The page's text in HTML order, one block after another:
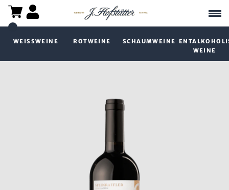
WEISSWEINE ROTWEINE SCHAUMWEINE
WEINE